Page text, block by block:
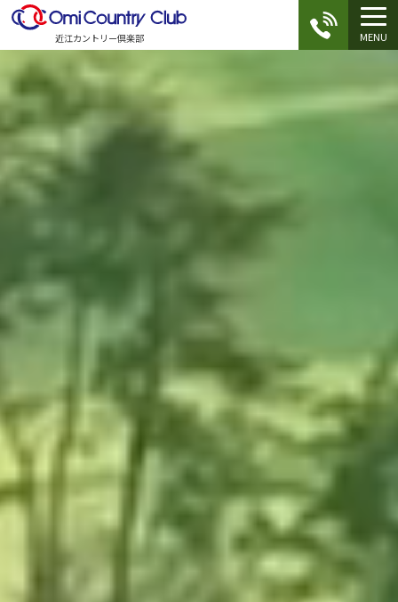
近江カントリー倶楽部 MENU